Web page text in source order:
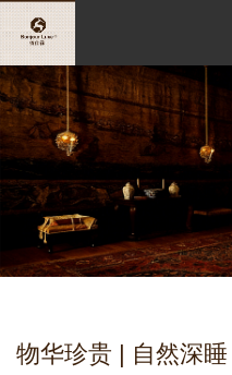
物华珍贵 | 自然深睡
东
地
区
超
2000
平
的
手
工
床
垫
睡
心，
同